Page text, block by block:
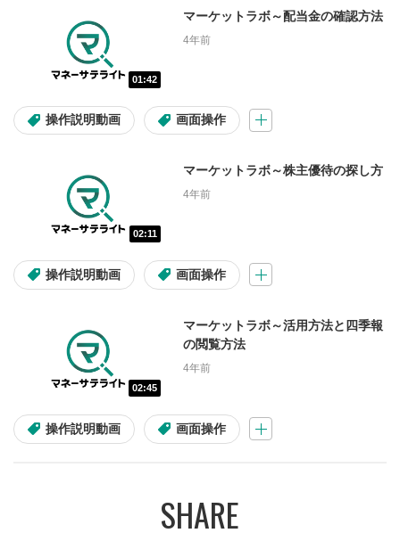
トシゴロ
教えて！フクロウ先生
海老澤界の投信コラム
出演者
窪田朋一郎 大山季之
海老澤界 鈴木翔
武藤正樹
手続き
01:42
マーケットラボ～配当金の確認方法
4年前
操作説明動画 画面操作
02:11
マーケットラボ～株主優待の探し方
4年前
操作説明動画 画面操作
02:45
マーケットラボ～活用方法と四季報
の閲覧方法
4年前
操作説明動画 画面操作